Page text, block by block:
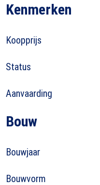
Kenmerken
Koopprijs
Status
Aanvaarding
Bouw
Bouwjaar
Bouwvorm